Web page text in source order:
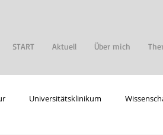
START Aktuell Über mich
Universitätsklinikum